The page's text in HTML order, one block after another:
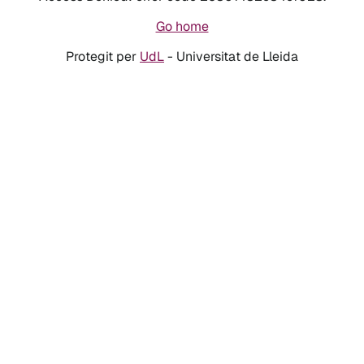
Go home
Protegit per UdL- Universitat de Lleida